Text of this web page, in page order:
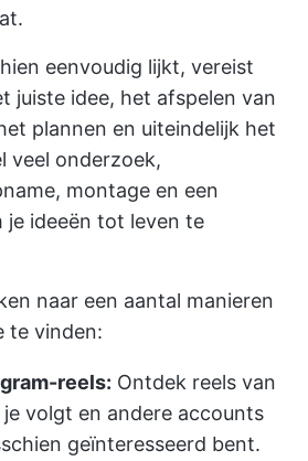
eenvoudig lijkt, vereist
juiste idee, het afspelen van
plannen en uiteindelijk het
veel onderzoek,
montage en een
je ideeën tot leven te
naar een aantal manieren
te vinden:
reels: Ontdek reels van
volgt en andere accounts
geïnteresseerd bent.